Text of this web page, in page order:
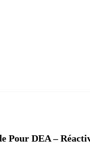
Pour DEA –